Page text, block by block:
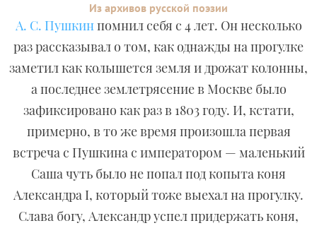
Из архивов русской поэзии
А. С. Пушкинпомнил себя с 4 лет. Он несколько
раз рассказывал о том, как однажды на прогулке
заметил как колышется земля и дрожат колонны,
а последнее землетрясение в Москве было
зафиксировано как раз в 1803 году. И, кстати,
примерно, в то же время произошла первая
встреча с Пушкина с императором — маленький
Саша чуть было не попал под копыта коня
Александра I, который тоже выехал на прогулку.
Слава богу, Александр успел придержать коня,